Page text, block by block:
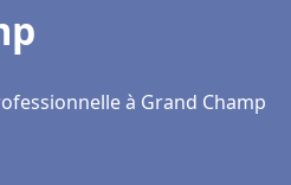
à Grand Champ